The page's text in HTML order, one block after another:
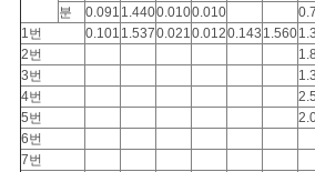
을
요
구
분 0.091 1.4400.0100.010
1번
0.101 1.5370.0210.0120.143 1.560
2번
3번
4번
5번
6번
7번